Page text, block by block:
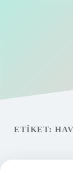
Gizlilik Politikası
ETIKET: